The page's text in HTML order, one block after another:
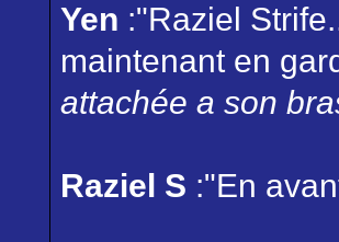
Yen :"Raziel
maintenant en
attachée a son
Raziel S :"En